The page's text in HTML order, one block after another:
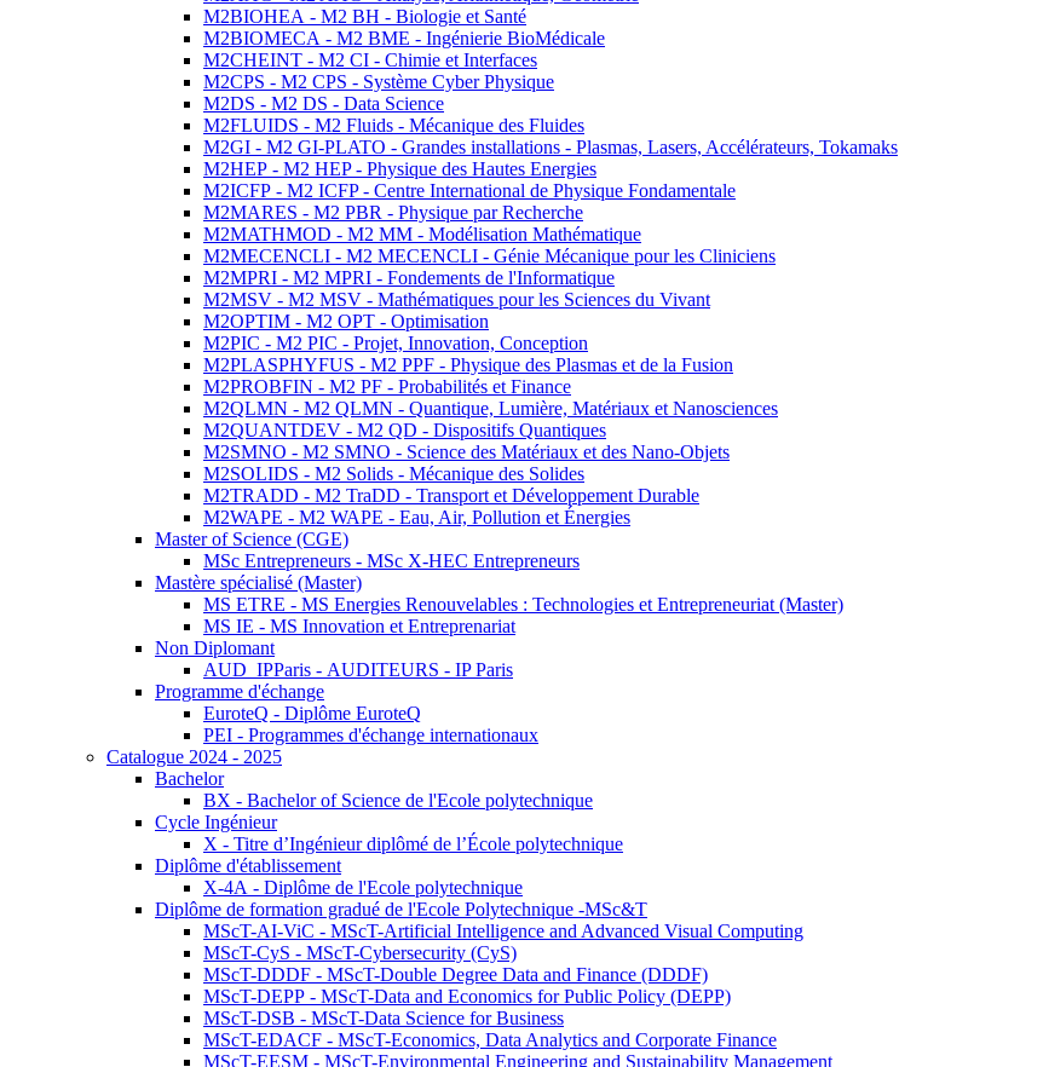
M2BIOHEA - M2 BH - Biologie et Santé
M2BIOMECA - M2 BME - Ingénierie BioMédicale
M2CHEINT - M2 CI - Chimie et Interfaces
M2CPS - M2 CPS - Système Cyber Physique
M2DS - M2 DS - Data Science
M2FLUIDS - M2 Fluids - Mécanique des Fluides
M2GI - M2 GI-PLATO - Grandes installations - Plasmas, Lasers, Accélérateurs, Tokamaks
M2HEP - M2 HEP - Physique des Hautes Energies
M2ICFP - M2 ICFP - Centre International de Physique Fondamentale
M2MARES - M2 PBR - Physique par Recherche
M2MATHMOD - M2 MM - Modélisation Mathématique
M2MECENCLI - M2 MECENCLI - Génie Mécanique pour les Cliniciens
M2MPRI - M2 MPRI - Fondements de l'Informatique
M2MSV - M2 MSV - Mathématiques pour les Sciences du Vivant
M2OPTIM - M2 OPT - Optimisation
M2PIC - M2 PIC - Projet, Innovation, Conception
M2PLASPHYFUS - M2 PPF - Physique des Plasmas et de la Fusion
M2PROBFIN - M2 PF - Probabilités et Finance
M2QLMN - M2 QLMN - Quantique, Lumière, Matériaux et Nanosciences
M2QUANTDEV - M2 QD - Dispositifs Quantiques
M2SMNO - M2 SMNO - Science des Matériaux et des Nano-Objets
M2SOLIDS - M2 Solids - Mécanique des Solides
M2TRADD - M2 TraDD - Transport et Développement Durable
M2WAPE - M2 WAPE - Eau, Air, Pollution et Énergies
Master of Science (CGE)
MSc Entrepreneurs - MSc X-HEC Entrepreneurs
Mastère spécialisé (Master)
MS ETRE - MS Energies Renouvelables : Technologies et Entrepreneuriat (Master)
MS IE - MS Innovation et Entreprenariat
Non Diplomant
AUD_IPParis - AUDITEURS - IP Paris
Programme d'échange
EuroteQ - Diplôme EuroteQ
PEI - Programmes d'échange internationaux
Catalogue 2024 - 2025
Bachelor
BX - Bachelor of Science de l'Ecole polytechnique
Cycle Ingénieur
X - Titre d’Ingénieur diplômé de l’École polytechnique
Diplôme d'établissement
X-4A - Diplôme de l'Ecole polytechnique
Diplôme de formation gradué de l'Ecole Polytechnique -MSc&T
MScT-AI-ViC - MScT-Artificial Intelligence and Advanced Visual Computing
MScT-CyS - MScT-Cybersecurity (CyS)
MScT-DDDF - MScT-Double Degree Data and Finance (DDDF)
MScT-DEPP - MScT-Data and Economics for Public Policy (DEPP)
MScT-DSB - MScT-Data Science for Business
MScT-EDACF - MScT-Economics, Data Analytics and Corporate Finance
MScT-EESM - MScT-Environmental Engineering and Sustainability Management